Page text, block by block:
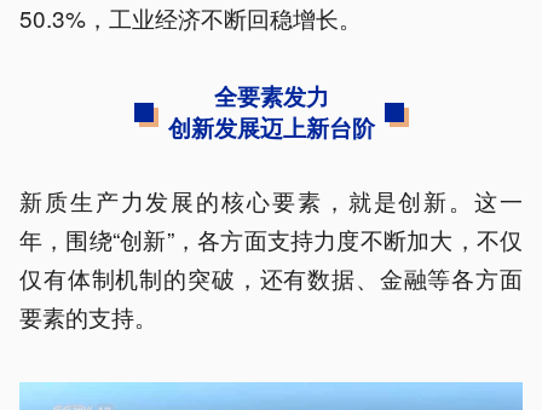
50.3%，工业经济不断回稳增长。
全要素发力
创新发展迈上新台阶
新质生产力发展的核心要素，就是创新。这一
年，围绕“创新”，各方面支持力度不断加大，不仅
仅有体制机制的突破，还有数据、金融等各方面
要素的支持。